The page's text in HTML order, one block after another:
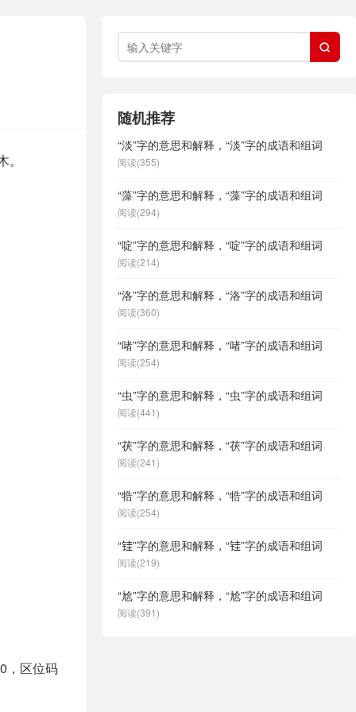
，区位码

随机推荐
“淡”字的意思和解释，“淡”字的成语和组词
阅读(355)
“藻”字的意思和解释，“藻”字的成语和组词
阅读(294)
“啶”字的意思和解释，“啶”字的成语和组词
阅读(214)
“洛”字的意思和解释，“洛”字的成语和组词
阅读(360)
“啫”字的意思和解释，“啫”字的成语和组词
阅读(254)
“虫”字的意思和解释，“虫”字的成语和组词
阅读(441)
“茯”字的意思和解释，“茯”字的成语和组词
阅读(241)
“牿”字的意思和解释，“牿”字的成语和组词
阅读(254)
“𫓯”字的意思和解释，“𫓯”字的成语和组词
阅读(219)
“尬”字的意思和解释，“尬”字的成语和组词
阅读(391)